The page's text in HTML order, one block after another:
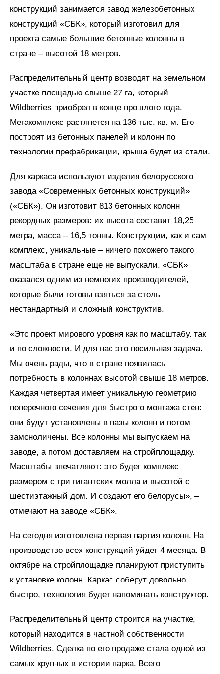
конструкций занимается завод железобетонных
конструкций «СБК», который изготовил для
проекта самые большие бетонные колонны в
стране – высотой 18 метров.
Распределительный центр возводят на земельном
участке площадью свыше 27 га, который
Wildberries приобрел в конце прошлого года.
Мегакомплекс растянется на 136 тыс. кв. м. Его
построят из бетонных панелей и колонн по
технологии префабрикации, крыша будет из стали.
Для каркаса используют изделия белорусского
завода «Современных бетонных конструкций»
(«СБК»). Он изготовит 813 бетонных колонн
рекордных размеров: их высота составит 18,25
метра, масса – 16,5 тонны. Конструкции, как и сам
комплекс, уникальные – ничего похожего такого
масштаба в стране еще не выпускали. «СБК»
оказался одним из немногих производителей,
которые были готовы взяться за столь
нестандартный и сложный конструктив.
«Это проект мирового уровня как по масштабу, так
и по сложности. И для нас это посильная задача.
Мы очень рады, что в стране появилась
потребность в колоннах высотой свыше 18 метров.
Каждая четвертая имеет уникальную геометрию
поперечного сечения для быстрого монтажа стен:
они будут установлены в пазы колонн и потом
замоноличены. Все колонны мы выпускаем на
заводе, а потом доставляем на стройплощадку.
Масштабы впечатляют: это будет комплекс
размером с три гигантских молла и высотой с
шестиэтажный дом. И создают его белорусы», –
отмечают на заводе «СБК».
На сегодня изготовлена первая партия колонн. На
производство всех конструкций уйдет 4 месяца. В
октябре на стройплощадке планируют приступить
к установке колонн. Каркас соберут довольно
быстро, технология будет напоминать конструктор.
Распределительный центр строится на участке,
который находится в частной собственности
Wildberries. Сделка по его продаже стала одной из
самых крупных в истории парка. Всего